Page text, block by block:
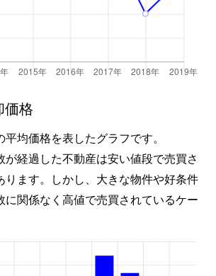
価格
均価格を表したグラフです。
が経過した不動産は安い値段で売買さ
ります。しかし、大きな物件や好条件
に関係なく高値で売買されているケー